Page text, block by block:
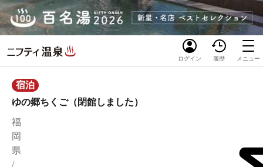
ログイン 履歴 メニュー
宿泊
ゆの郷ちくご（閉館しました）
福
岡
県
/